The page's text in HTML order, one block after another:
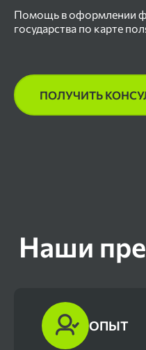
Помощь в оформлении
государства по карте
ПОЛУЧИТЬ
Наши
ОПЫТ